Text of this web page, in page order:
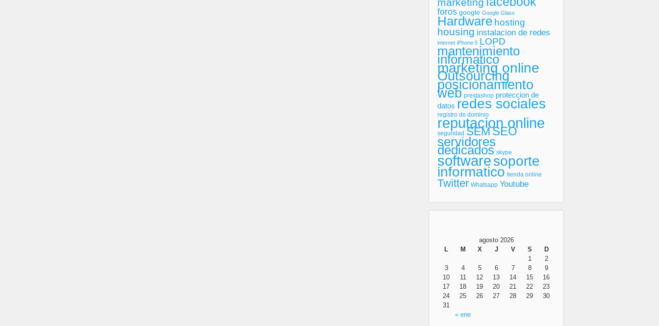
foros google Google Glass
Hardware hosting
housing instalacion de redes
internet iPhone 5 LOPD
mantenimiento
informatico
marketing online
Outsourcing
posicionamiento
web prestashop proteccion de
datos redes sociales
registro de dominio
reputacion online
seguridad SEMSEO
servidores
dedicados skype
softwaresoporte
informatico tienda online
Twitter Whatsapp Youtube
agosto 2026
L
M X J V S D
« ene
1
2
3
4 5 6 7 8
9
10
11 12 13 14 15
16
17
18 19 20 21 22
23
24
25 26 27 28 29
30
31